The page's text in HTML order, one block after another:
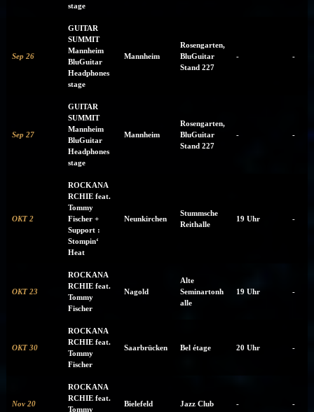
stage
Sep 26
GUITAR
SUMMIT
Mannheim
BluGuitar
Headphones
stage
Mannheim
Rosengarten,
BluGuitar
Stand 227
- -
Sep 27
GUITAR
SUMMIT
Mannheim
BluGuitar
Headphones
stage
Mannheim
Rosengarten,
BluGuitar
Stand 227
- -
OKT 2
ROCKANA
RCHIE feat.
Tommy
Fischer +
Support :
Stompin‘
Heat
Neunkirchen
Stummsche
Reithalle
19 Uhr -
OKT 23
ROCKANA
RCHIE feat.
Tommy
Fischer
Nagold
Alte
Seminartonh
alle
19 Uhr -
OKT 30
ROCKANA
RCHIE feat.
Tommy
Fischer
Saarbrücken Bel étage 20 Uhr -
Nov 20
ROCKANA
RCHIE feat.
Tommy
Bielefeld Jazz Club - -